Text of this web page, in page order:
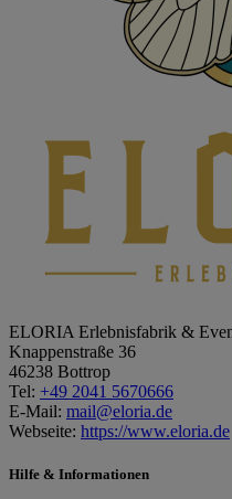
ELORIA Erlebnisfabrik &
Knappenstraße 36
46238 Bottrop
Tel: +49 2041 5670666
E-Mail: mail@eloria.de
Webseite: https://www.eloria.de
ELORIA
+
Hilfe & Informationen